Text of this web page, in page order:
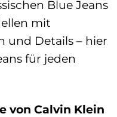
Blue Jeans
mit
und Details – hier
für jeden
von Calvin Klein